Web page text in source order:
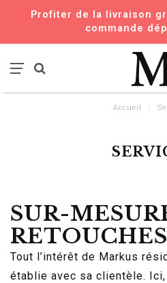
Profiter de la livraison
commande
Accueil
SUR-
RETOUCHES
Tout l’intérêt de Markus
établie avec sa clientèle.